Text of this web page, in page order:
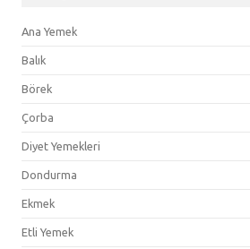
Ana Yemek
Balık
Börek
Çorba
Diyet Yemekleri
Dondurma
Ekmek
Etli Yemek